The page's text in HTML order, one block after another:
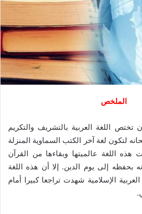
الملخص
تختص اللغة العربية بالتشريف والتكريم
لتكون لغة آخر الكتب السماوية المنزلة
هذه اللغة عالميتها وبقاءها من القرآن
بحفظه إلى يوم الدين. إلا أن هذه اللغة
الإسلامية شهدت تراجعا كبيرا أمام